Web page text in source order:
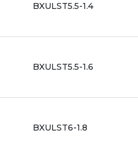
BXULST5.5-1.4
BXULST5.5-1.6
BXULST6-1.8